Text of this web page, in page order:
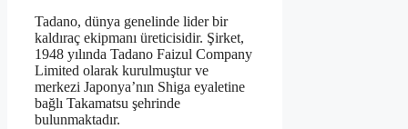
Tadano, dünya genelinde lider bir
kaldıraç ekipmanı üreticisidir. Şirket,
1948 yılında Tadano Faizul Company
Limited olarak kurulmuştur ve
merkezi Japonya’nın Shiga eyaletine
bağlı Takamatsu şehrinde
bulunmaktadır.